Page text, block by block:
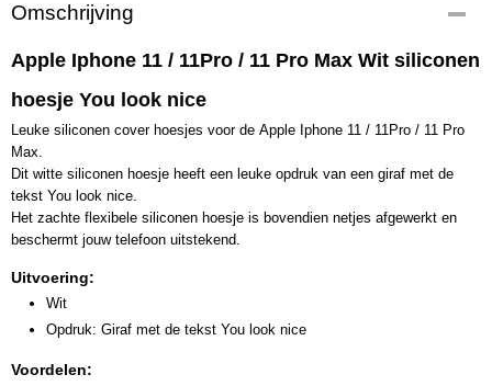
Omschrijving
Apple Iphone 11 / 11Pro / 11 Pro Max Wit siliconen
hoesje You look nice
Leuke siliconen cover hoesjes voor de Apple Iphone 11 / 11Pro / 11 Pro
Max.
Dit witte siliconen hoesje heeft een leuke opdruk van een giraf met de
tekst You look nice.
Het zachte flexibele siliconen hoesje is bovendien netjes afgewerkt en
beschermt jouw telefoon uitstekend.
Uitvoering:
Wit
Opdruk: Giraf met de tekst You look nice
Voordelen: